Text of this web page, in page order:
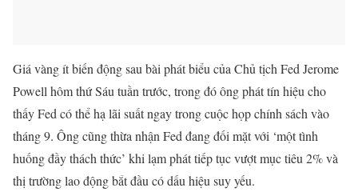
Giá vàng ít biến động sau bài phát biểu của Chủ tịch Fed Jerome
Powell hôm thứ Sáu tuần trước, trong đó ông phát tín hiệu cho
thấy Fed có thể hạ lãi suất ngay trong cuộc họp chính sách vào
tháng 9. Ông cũng thừa nhận Fed đang đối mặt với ‘một tình
huống đầy thách thức’ khi lạm phát tiếp tục vượt mục tiêu 2% và
thị trường lao động bắt đầu có dấu hiệu suy yếu.